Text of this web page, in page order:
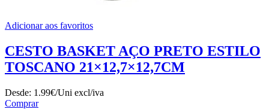
Adicionar aos favoritos
CESTO BASKET AÇO PRETO ESTILO
TOSCANO 21×12,7×12,7CM
Desde: 1.99€/Uni excl/iva
Comprar